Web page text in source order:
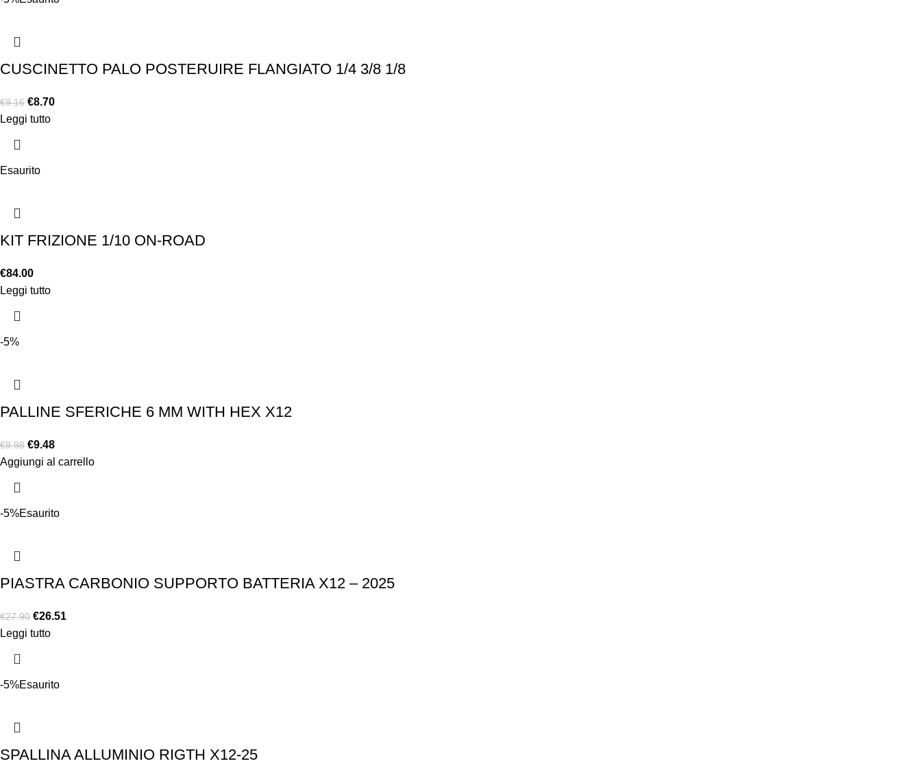
CUSCINETTO PALO POSTERUIRE FLANGIATO 1/4 3/8 1/8
€9.16 €8.70
Leggi tutto
Esaurito
KIT FRIZIONE 1/10 ON-ROAD
€84.00
Leggi tutto
-5%
PALLINE SFERICHE 6 MM WITH HEX X12
€9.98 €9.48
Aggiungi al carrello
-5%Esaurito
PIASTRA CARBONIO SUPPORTO BATTERIA X12 – 2025
€27.90 €26.51
Leggi tutto
-5%Esaurito
SPALLINA ALLUMINIO RIGTH X12-25